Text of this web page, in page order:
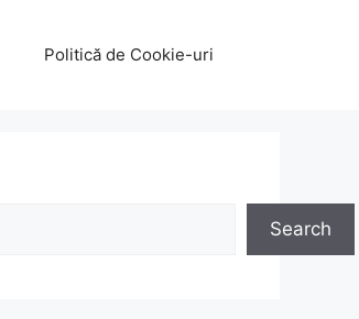
Politică de Cookie-uri
Search